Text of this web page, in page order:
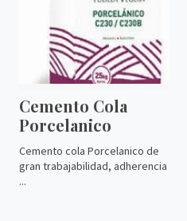
Cemento Cola
Porcelanico
Cemento cola Porcelanico de
gran trabajabilidad, adherencia
...